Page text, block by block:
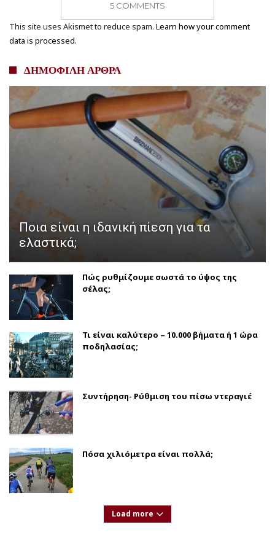
5 COMMENTS
This site uses Akismet to reduce spam. Learn how your comment
data is processed.
ΔΗΜΟΦΙΛΗ ΑΡΘΡΑ
Ποια είναι η ιδανική πίεση για τα
ελαστικά;
Πώς ρυθμίζουμε σωστά το ύψος της
σέλας;
Τι είναι καλύτερο – 10.000 βήματα ή 1 ώρα
ποδηλασίας;
Συντήρηση- Ρύθμιση του πίσω ντεραγιέ
Πόσα χιλιόμετρα είναι πολλά;
Load more